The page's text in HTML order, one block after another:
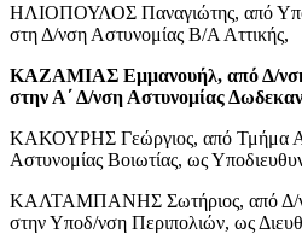
ΗΛΙΟΠΟΥΛΟΣ Παναγιώτης, από
στη Δ/νση Αστυνομίας Β/Α Αττικής,
ΚΑΖΑΜΙΑΣ Εμμανουήλ, από Δ/νση
στην Α΄ Δ/νση Αστυνομίας
ΚΑΚΟΥΡΗΣ Γεώργιος, από Τμήμα
Αστυνομίας Βοιωτίας, ως
ΚΑΛΤΑΜΠΑΝΗΣ Σωτήριος, από Δ/
στην Υποδ/νση Περιπολιών, ως